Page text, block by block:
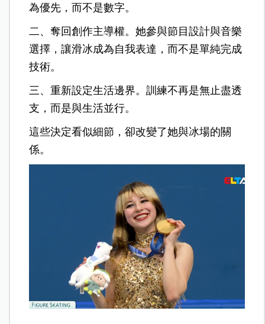
為優先，而不是數字。
二、奪回創作主導權。她參與節目設計與音樂
選擇，讓滑冰成為自我表達，而不是單純完成
技術。
三、重新設定生活邊界。訓練不再是無止盡透
支，而是與生活並行。
這些決定看似細節，卻改變了她與冰場的關
係。